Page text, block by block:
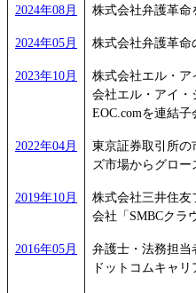
2024年08月 株式会社弁護革命
2024年05月 株式会社弁護革命
2023年10月
株式会社エル・ア
会社エル・アイ・
EOC.comを連結子
2022年04月
東京証券取引所の
ズ市場からグロー
2019年10月
株式会社三井住友
会社「SMBCクラ
2016年05月
弁護士・法務担当
ドットコムキャ